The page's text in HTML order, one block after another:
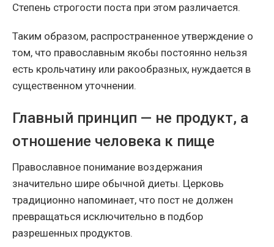
Степень строгости поста при этом различается.
Таким образом, распространенное утверждение о
том, что православным якобы постоянно нельзя
есть крольчатину или ракообразных, нуждается в
существенном уточнении.
Главный принцип — не продукт, а
отношение человека к пище
Православное понимание воздержания
значительно шире обычной диеты. Церковь
традиционно напоминает, что пост не должен
превращаться исключительно в подбор
разрешенных продуктов.